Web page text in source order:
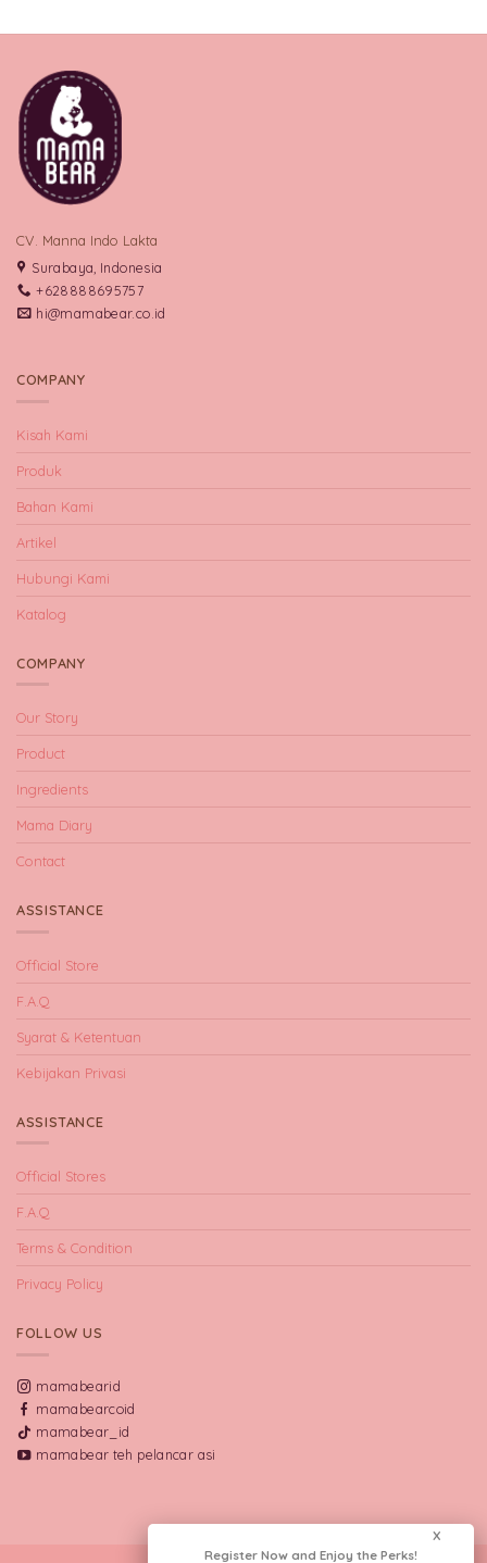
CV. Manna Indo Lakta
Surabaya, Indonesia
+628888695757
hi@mamabear.co.id
COMPANY
Kisah Kami
Produk
Bahan Kami
Artikel
Hubungi Kami
Katalog
COMPANY
Our Story
Product
Ingredients
Mama Diary
Contact
ASSISTANCE
Official Store
F.A.Q
Syarat & Ketentuan
Kebijakan Privasi
ASSISTANCE
Official Stores
F.A.Q
Terms & Condition
Privacy Policy
FOLLOW US
mamabearid
mamabearcoid
mamabear_id
mamabear teh pelancar asi
X
Register Now and Enjoy the Perks!